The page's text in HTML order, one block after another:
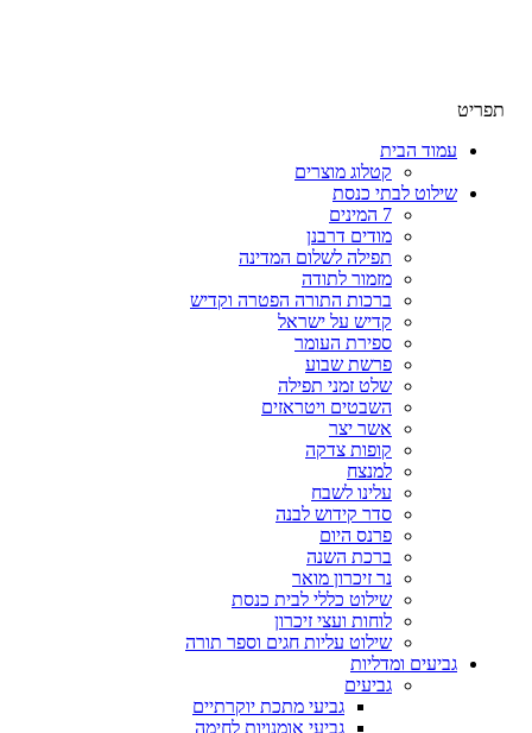
תפריט
עמוד הבית
קטלוג מוצרים
שילוט לבתי כנסת
7 המינים
מודים דרבנן
תפילה לשלום המדינה
מזמור לתודה
ברכות התורה הפטרה וקדיש
קדיש על ישראל
ספירת העומר
פרשת שבוע
שלט זמני תפילה
השבטים ויטראזים
אשר יצר
קופות צדקה
למנצח
עלינו לשבח
סדר קידוש לבנה
פרנס היום
ברכת השנה
נר זיכרון מואר
שילוט כללי לבית כנסת
לוחות ועצי זיכרון
שילוט עליות חגים וספר תורה
גביעים ומדליות
גביעים
גביעי מתכת יוקרתיים
גביעי אומנויות לחימה